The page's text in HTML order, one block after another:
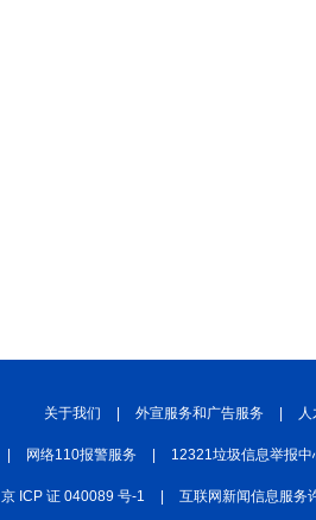
关于我们 外宣服务和广告服务
网络110报警服务 12321垃圾信息举报中
京 ICP 证 040089 号-1 互联网新闻信息服务